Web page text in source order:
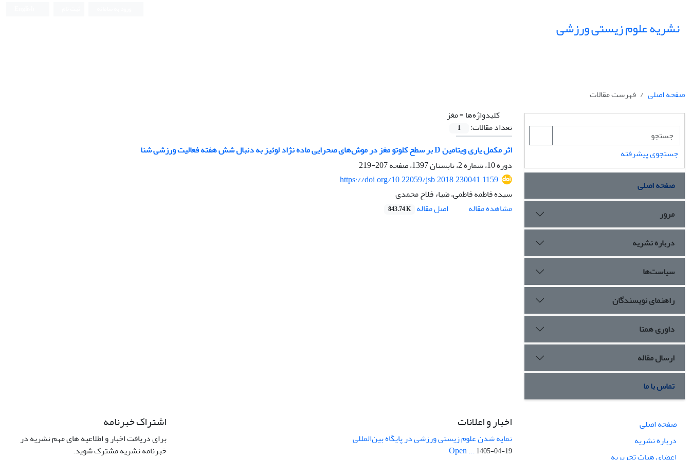
نشریه علوم زیستی ورزشی
صفحه اصلی
فهرست مقالات
کلیدواژه‌ها =مغز
تعداد مقالات:
1
اثر مکمل یاری ویتامین D بر سطح کلوتو مغز در موش‌های صحرایی ماده نژاد لوئیز به دنبال شش هفته فعالیت ورزشی شنا
دوره 10، شماره 2، تابستان 1397، صفحه
207-219
https://doi.org/10.22059/jsb.2018.230041.1159
سیده فاطمه فاطمی، ضیاء فلاح محمدی
مشاهده مقاله
اصل مقاله 843.74 K
جستجوی پیشرفته
صفحه اصلی
مرور
درباره نشریه
سیاست‌ها
راهنمای نویسندگان
داوری همتا
ارسال مقاله
تماس با ما
صفحه اصلی
درباره نشریه
اعضای هیات تحریریه
اخبار و اعلانات
نمایه شدن علوم زیستی ورزشی در پایگاه بین‌المللی
Open ...1405-04-19
اشتراک خبرنامه
برای دریافت اخبار و اطلاعیه های مهم نشریه در
خبرنامه نشریه مشترک شوید.